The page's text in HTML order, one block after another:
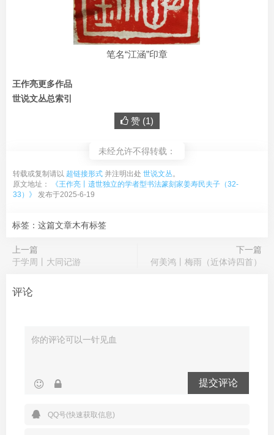
笔名“江涵”印章
王作亮更多作品
世说文丛总索引
赞 (1)
未经允许不得转载：
转载或复制请以 超链接形式 并注明出处 世说文丛。
原文地址：
《王作亮丨遗世独立的学者型书法篆刻家姜寿民夫子（32-
33）》
发布于2025-6-19
标签：这篇文章木有标签
上一篇
于学周丨大同记游
下一篇
何美鸿丨梅雨（近体诗四首）
评论
提交评论